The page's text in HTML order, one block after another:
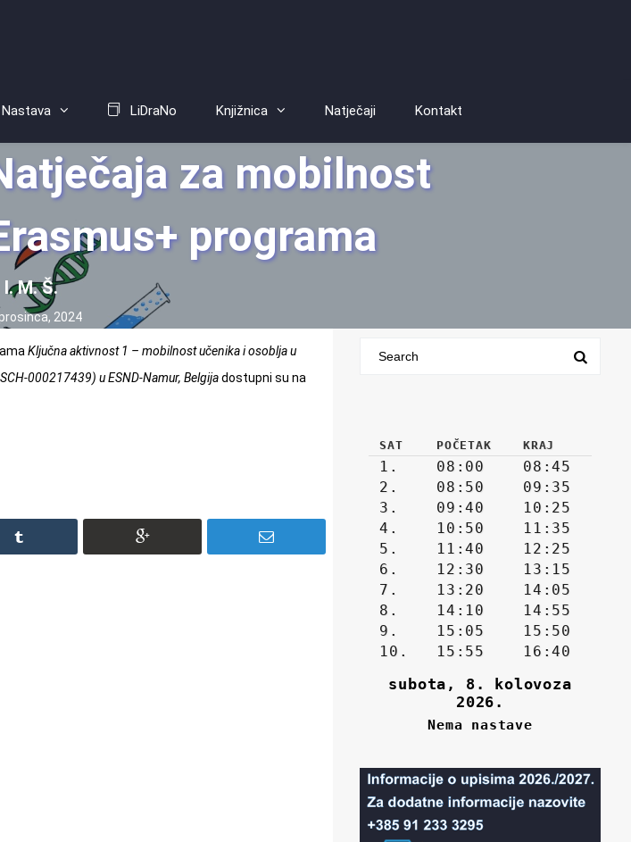
Nastava LiDraNo Knjižnica Natječaji Kontakt
za mobilnost
programa
I. M. Š.
2024
Ključna aktivnost 1 – mobilnost učenika i osoblja u
000217439) u ESND-Namur, Belgijadostupni su na